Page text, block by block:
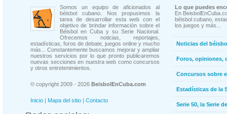
Somos un equipo de aficionados al
béisbol cubano. Nos propusimos la
tarea de desarrollar esta web con el
objetivo de brindar información sobre el
Béisbol en Cuba y su Serie Nacional.
Ofrecemos noticias, reportajes,
estadísticas, foros de debate, juegos online y mucho
más... Constantemente buscamos mejorar y ampliar
nuestros servicios por lo que pronto publicaremos
nuevas secciones en nuestra web como concursos
y otros entretenimientos.
© copyright 2009 - 2026 BeisbolEnCuba.com
Inicio | Mapa del sitio | Contacto
Lo que puedes
En
béisbol cubano,
los juegos y más...
Noticias del
Foros, opiniones,
Concursos sobre
Estadísticas de la
Serie 50, la Serie